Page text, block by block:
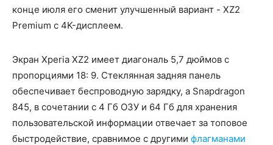
конце июля его сменит улучшенный вариант - XZ2
Premium с 4K-дисплеем.
Экран Xperia XZ2 имеет диагональ 5,7 дюймов с
пропорциями 18: 9. Стеклянная задняя панель
обеспечивает беспроводную зарядку, а Snapdragon
845, в сочетании с 4 Гб ОЗУ и 64 Гб для хранения
пользовательской информации отвечает за топовое
быстродействие, сравнимое с другими флагманами